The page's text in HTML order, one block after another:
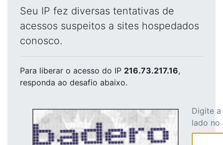
Seu IP fez diversas tentativas de
acessos suspeitos a sites hospedados
conosco.
Para liberar o acesso do IP 216.73.217.16,
responda ao desafio abaixo.
Digite
lado no